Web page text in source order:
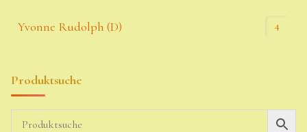
Yvonne Rudolph (D) 4
Produktsuche